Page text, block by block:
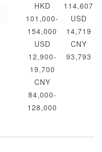
HKD
101,000-
154,000
USD
12,900-
19,700
CNY
84,000-
128,000
114,607
USD
14,719
CNY
93,793